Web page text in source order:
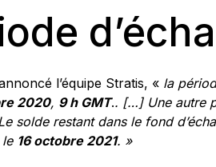
l’équipe Stratis, « la
2020, 9 h GMT.. […] Une autre
solde restant dans le fond
le 16 octobre 2021. »